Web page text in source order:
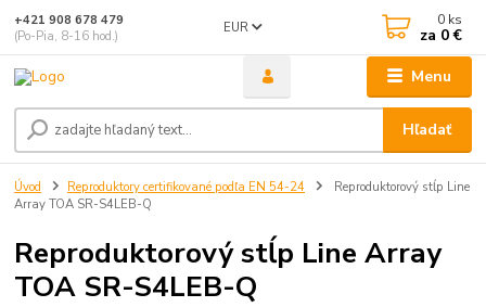
Menu
EUR
Hľadať
+421 908 678 479
(Po-Pia, 8-16 hod.)
0 ks
za 0 €
Úvod Reproduktory certifikované podľa EN 54-24
Reproduktorový stĺp Line
Array TOA SR-S4LEB-Q
Reproduktorový stĺp Line Array
TOA SR-S4LEB-Q